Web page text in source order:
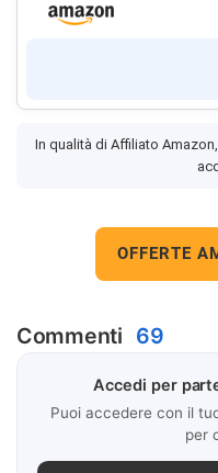
In qualità di Affiliato
OFFERTE
Commenti 69
Accedi per
Puoi accedere con il
per